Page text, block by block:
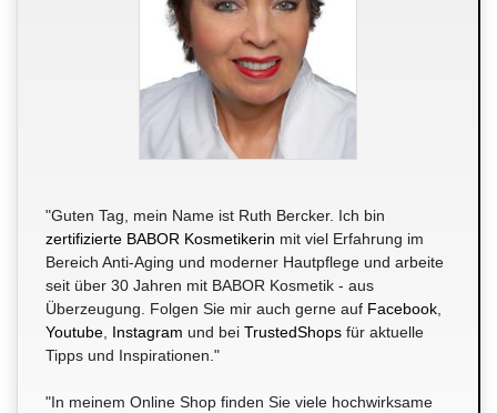
"Guten Tag, mein Name ist Ruth Bercker. Ich bin
zertifizierte BABOR Kosmetikerin mit viel Erfahrung im
Bereich Anti-Aging und moderner Hautpflege und arbeite
seit über 30 Jahren mit BABOR Kosmetik - aus
Überzeugung. Folgen Sie mir auch gerne auf Facebook,
Youtube, Instagram und bei TrustedShops für aktuelle
Tipps und Inspirationen."
"In meinem Online Shop finden Sie viele hochwirksame